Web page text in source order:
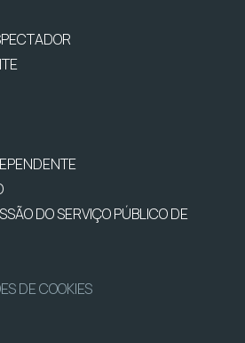
DO SERVIÇO PÚBLICO DE
DE COOKIES